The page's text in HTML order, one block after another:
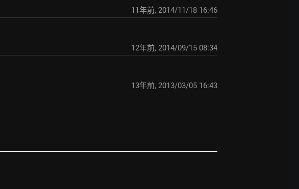
11年前, 2014/11/18 16:46
12年前, 2014/09/15 08:34
13年前, 2013/03/05 16:43